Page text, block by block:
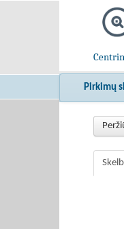
Pirkimų